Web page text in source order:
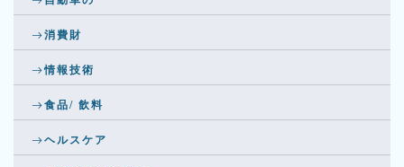
消費財
情報技術
食品/ 飲料
ヘルスケア